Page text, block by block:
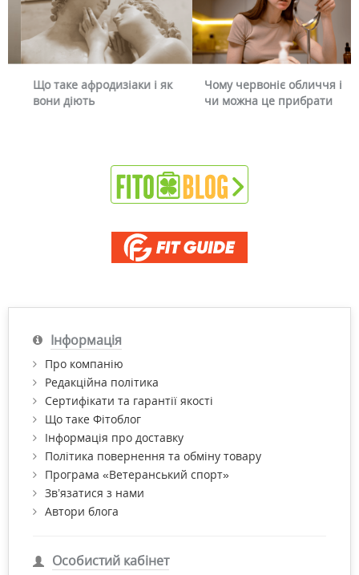
Що таке афродизіаки і як
вони діють
Чому червоніє обличчя і
чи можна це прибрати
Інформація
Про компанію
Редакційна політика
Сертифікати та гарантії якості
Що таке Фітоблог
Інформація про доставку
Політика повернення та обміну товару
Програма «Ветеранський спорт»
Зв’язатися з нами
Автори блога
Особистий кабінет